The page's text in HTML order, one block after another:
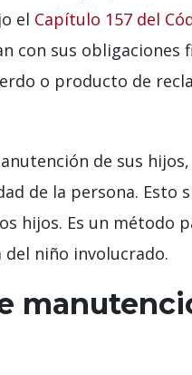
el Capítulo 157 del
con sus obligaciones
o producto de
de sus
de la persona. Esto
hijos. Es un método
niño involucrado.